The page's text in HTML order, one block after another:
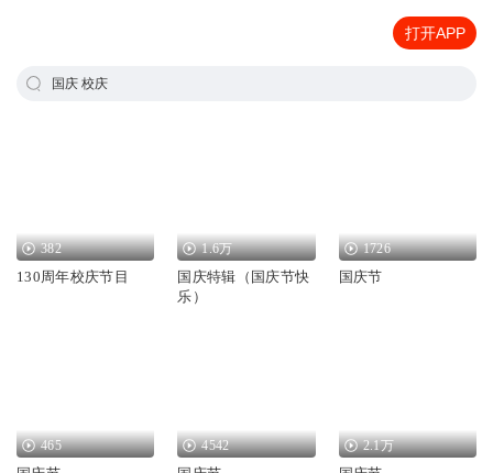
打开APP
国庆 校庆
382
130周年校庆节目
1.6万
国庆特辑（国庆节快
乐）
1726
国庆节
465 4542 2.1万